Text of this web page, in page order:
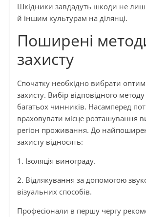
Шкідники завдадуть шкоди не
й іншим культурам на ділянці.
Поширені
захисту
Спочатку необхідно вибрати
захисту. Вибір відповідного
багатьох чинників. Насамперед
враховувати місце розташування
регіон проживання. До
захисту відносять:
1. Ізоляція винограду.
2. Відлякування за допомогою
візуальних способів.
Професіонали в першу чергу